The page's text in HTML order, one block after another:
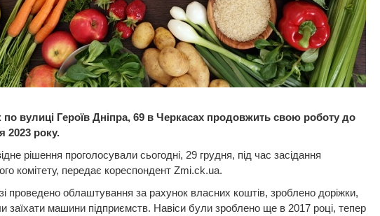
вулиці Героїв Дніпра, 69 в Черкасах продовжить свою роботу до
2023 року.
рішення проголосували сьогодні, 29 грудня, під час засідання
комітету, передає кореспондент Zmi.ck.ua.
проведено облаштування за рахунок власних коштів, зроблено доріжки,
заїхати машини підприємств. Навіси були зроблено ще в 2017 році, тепер